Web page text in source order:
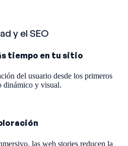
y el SEO
tiempo en tu sitio
del usuario desde los primeros
dinámico y visual.
las web stories reducen la